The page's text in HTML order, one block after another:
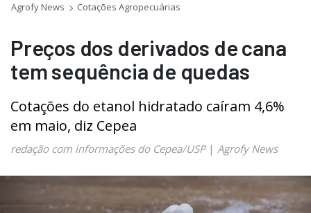
Agrofy News Cotações Agropecuárias
Preços dos derivados de cana
tem sequência de quedas
Cotações do etanol hidratado caíram 4,6%
em maio, diz Cepea
redação com informações do Cepea/USP| Agrofy News